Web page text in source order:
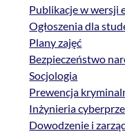
Publikacje w wersji
Ogłoszenia dla
Plany zajęć
Bezpieczeństwo
Socjologia
Prewencja
Inżynieria
Dowodzenie i